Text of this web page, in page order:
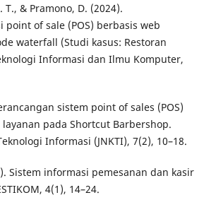
& Pramono, D. (2024).
of sale (POS) berbasis web
waterfall (Studi kasus: Restoran
Informasi dan Ilmu Komputer,
sistem point of sales (POS)
pada Shortcut Barbershop.
Informasi (JNKTI), 7(2), 10–18.
Sistem informasi pemesanan dan kasir
4(1), 14–24.